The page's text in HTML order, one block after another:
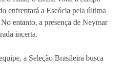
enfrentará a Escócia pela última
entanto, a presença de Neymar
incerta.
a Seleção Brasileira busca